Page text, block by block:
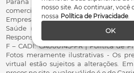
nosso site. Ao continuar, você
nossa Política de Privacidade.
OK
comercial@arktus.com.br |
Empresa - AFE/ANVISA - Para
Saúde (Correlatos): 8.02.844-5
Responsável Técnico Dr. Alex
F – CADI: CA000145-PR | Política de
Fotos meramente ilustrativas - Os
virtual estão sujeitos a alterações.